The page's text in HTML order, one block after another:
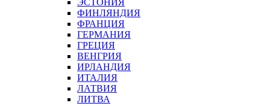
ЭСТОНИЯ
ФИНЛЯНДИЯ
ФРАНЦИЯ
ГЕРМАНИЯ
ГРЕЦИЯ
ВЕНГРИЯ
ИРЛАНДИЯ
ИТАЛИЯ
ЛАТВИЯ
ЛИТВА